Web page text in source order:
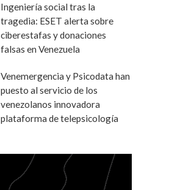
Ingeniería social tras la
tragedia: ESET alerta sobre
ciberestafas y donaciones
falsas en Venezuela
Venemergencia y Psicodata han
puesto al servicio de los
venezolanos innovadora
plataforma de telepsicología